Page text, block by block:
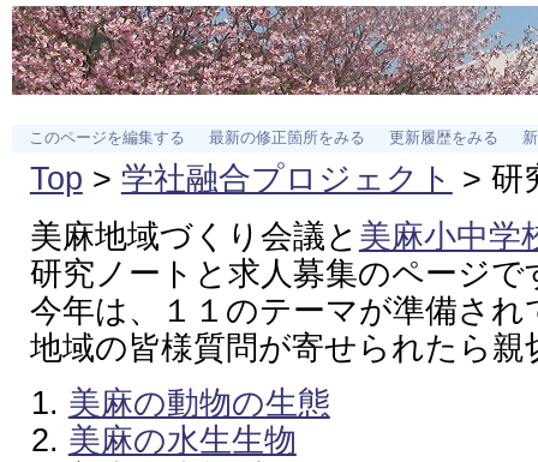
このページを編集する 最新の修正箇所をみる 更新履歴をみる
Top > 学社融合プロジェクト > 研
美麻地域づくり会議と 美麻小中学
研究ノートと求人募集のページで
今年は、１１のテーマが準備さ
地域の皆様質問が寄せられたら
美麻の動物の生態
美麻の水生生物